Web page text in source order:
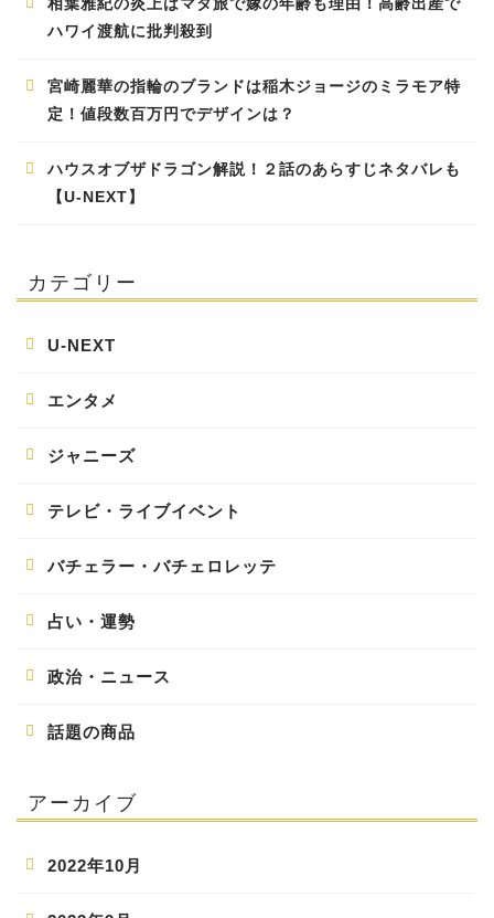
相葉雅紀の炎上はマタ旅で嫁の年齢も理由！高齢出産で
ハワイ渡航に批判殺到
宮崎麗華の指輪のブランドは稲木ジョージのミラモア特
定！値段数百万円でデザインは？
ハウスオブザドラゴン解説！２話のあらすじネタバレも
【U-NEXT】
カテゴリー
U-NEXT
エンタメ
ジャニーズ
テレビ・ライブイベント
バチェラー・バチェロレッテ
占い・運勢
政治・ニュース
話題の商品
アーカイブ
2022年10月